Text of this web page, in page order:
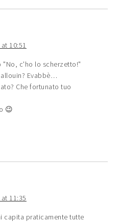
10:51
"No, c'ho lo scherzetto!"
Evabbè…
Che fortunato tuo
😉
11:35
capita praticamente tutte